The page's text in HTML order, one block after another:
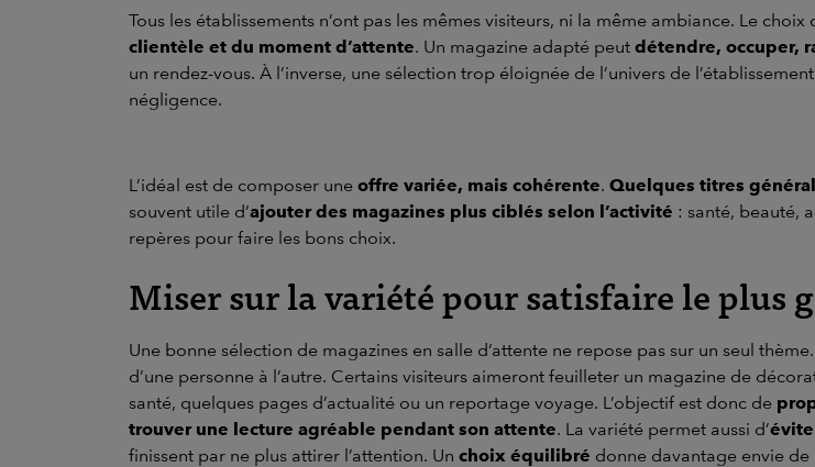
Tous les établissements n’ont pas les mêmes visiteurs, ni la même ambiance. Le
clientèle et du moment d’attente. Un magazine adapté peut détendre, occuper,
un rendez-vous. À l’inverse, une sélection trop éloignée de l’univers de
négligence.
L’idéal est de composer une offre variée, mais cohérente. Quelques titres
souvent utile d’ajouter des magazines plus ciblés selon l’activité : santé, beauté,
repères pour faire les bons choix.
Miser sur la variété pour satisfaire le plus
Une bonne sélection de magazines en salle d’attente ne repose pas sur un seul
d’une personne à l’autre. Certains visiteurs aimeront feuilleter un magazine de
santé, quelques pages d’actualité ou un reportage voyage. L’objectif est donc de
trouver une lecture agréable pendant son attente. La variété permet aussi d’
finissent par ne plus attirer l’attention. Un choix équilibré donne davantage envie